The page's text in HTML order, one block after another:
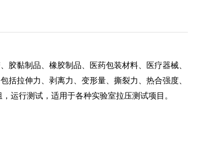
胶黏制品、橡胶制品、医药包装材料、医疗器械、
括拉伸力、剥离力、变形量、撕裂力、热合强度、
运行测试，适用于各种实验室拉压测试项目。